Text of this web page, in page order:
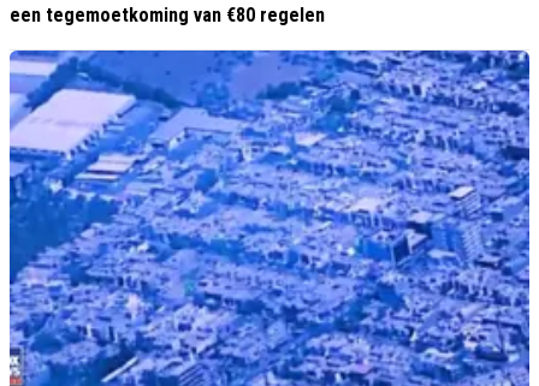
een tegemoetkoming van €80 regelen